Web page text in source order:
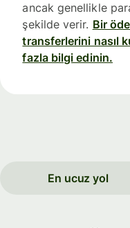
ancak genellikle
şekilde verir. Bir
transferlerini nasıl
fazla bilgi edinin.
En ucuz yol